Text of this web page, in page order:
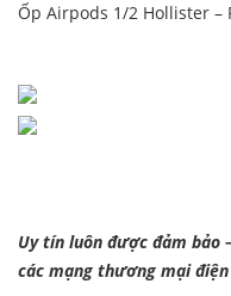
Ốp Airpods 1/2 Hollister –
Uy tín luôn được đảm bảo
các mạng thương mại